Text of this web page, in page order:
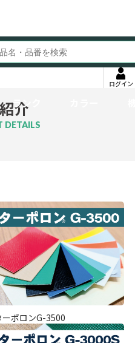
ログイン
ランク
介
DETAILS
ーポロンG-3500